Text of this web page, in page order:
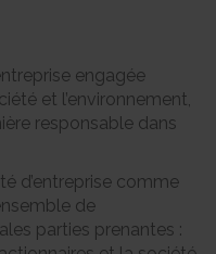
engagée
et l’environnement,
responsable dans
d’entreprise comme
de
parties prenantes :